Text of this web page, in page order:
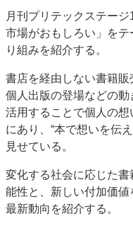
月刊プリテックステージ
市場がおもしろい」を
り組みを紹介する。
書店を経由しない書籍販
個人出版の登場などの
活用することで個人の
にあり、“本で想いを伝
見せている。
変化する社会に応じた
能性と、新しい付加価値
最新動向を紹介する。